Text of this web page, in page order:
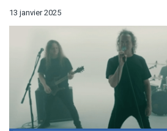
13 janvier 2025